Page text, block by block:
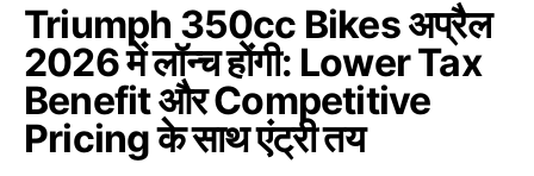
Triumph 350cc Bikes अप्रैल
2026 में लॉन्च होंगी: Lower Tax
Benefit और Competitive
Pricing के साथ एंट्री तय